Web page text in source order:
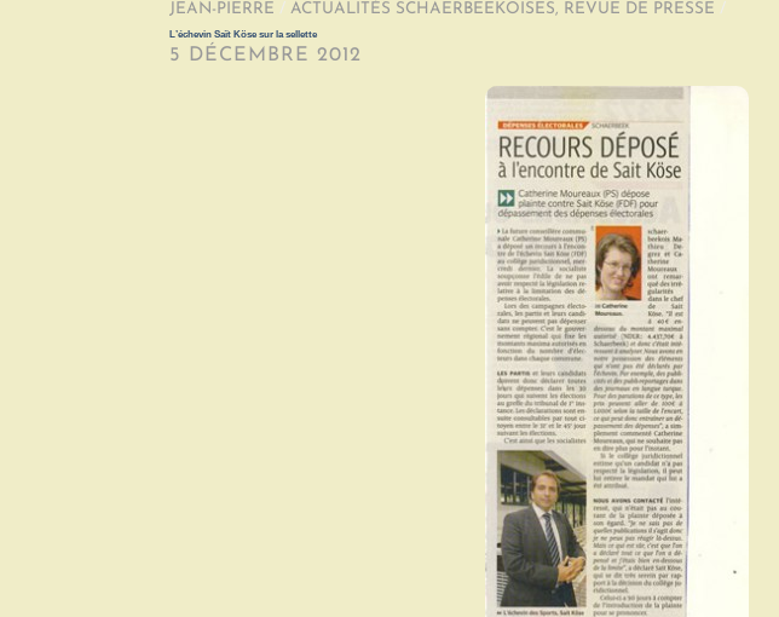
JEAN-PIERRE / ACTUALITÉS SCHAERBEEKOISES, REVUE DE PRESSE /
L’échevin Saït Köse sur la sellette
5 DÉCEMBRE 2012